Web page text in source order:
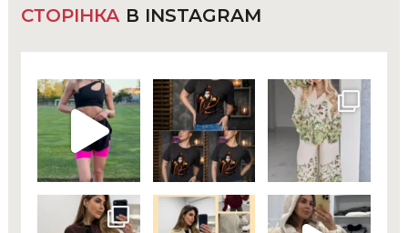
СТОРІНКА В INSTAGRAM